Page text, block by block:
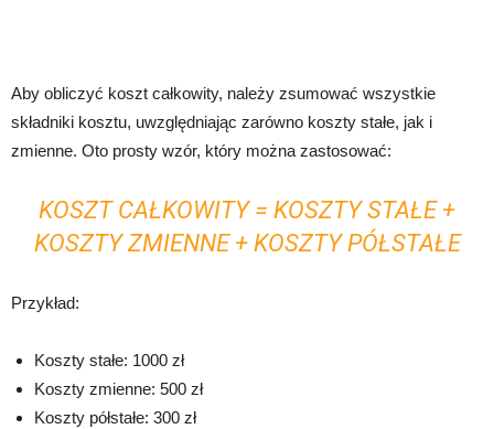
Aby obliczyć koszt całkowity, należy zsumować wszystkie
składniki kosztu, uwzględniając zarówno koszty stałe, jak i
zmienne. Oto prosty wzór, który można zastosować:
KOSZT CAŁKOWITY = KOSZTY STAŁE +
KOSZTY ZMIENNE + KOSZTY PÓŁSTAŁE
Przykład:
Koszty stałe: 1000 zł
Koszty zmienne: 500 zł
Koszty półstałe: 300 zł